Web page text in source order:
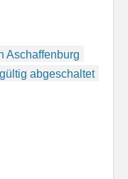
Aschaffenburg
abgeschaltet